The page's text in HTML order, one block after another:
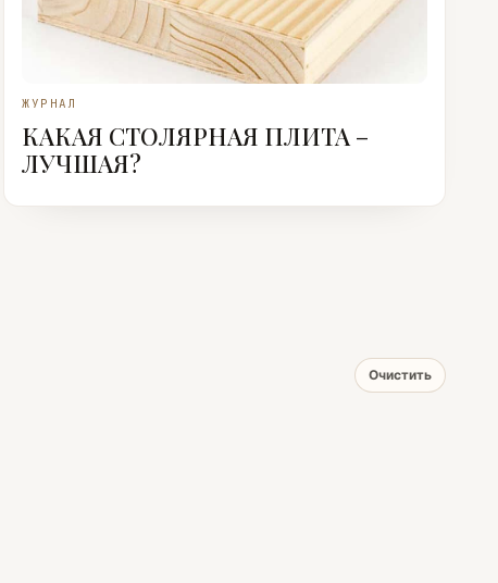
ЖУРНАЛ
КАКАЯ СТОЛЯРНАЯ ПЛИТА –
ЛУЧШАЯ?
Очистить